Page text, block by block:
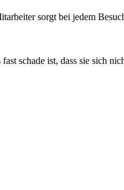
sorgt bei jedem
schade ist, dass sie sich